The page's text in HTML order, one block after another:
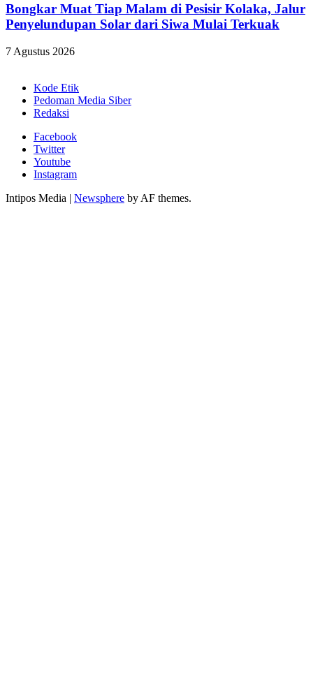
Bongkar Muat Tiap Malam di Pesisir Kolaka, Jalur
Penyelundupan Solar dari Siwa Mulai Terkuak
7 Agustus 2026
Kode Etik
Pedoman Media Siber
Redaksi
Facebook
Twitter
Youtube
Instagram
Intipos Media | Newsphere by AF themes.